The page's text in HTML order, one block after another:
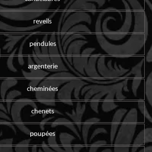
reveils
pendules
argenterie
cheminées
chenets
poupées